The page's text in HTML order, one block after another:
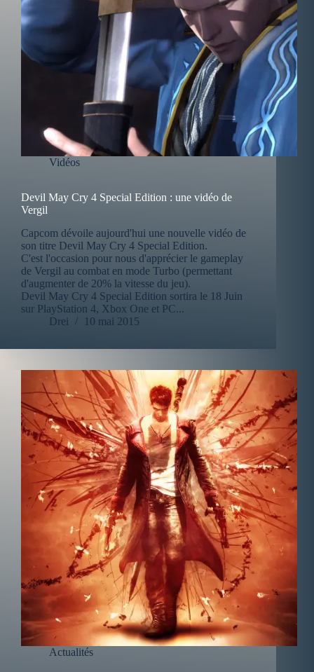
Vidéos
Devil May Cry 4 Special Edition : une vidéo de
Vergil
Capcom dévoile aujourd'hui une nouvelle vidéo de
son titre Devil May Cry 4 Special Edition.
C'est l'occasion pour nous d'apprécier le gameplay
de Vergil au combat en mode Turbo (permettant
d'augmenter de 20% la vitesse du jeu).
Devil May Cry 4 Special Edition sortira le 18 Juin
sur PlayStation 4, Xbox One et PC...
Drei
10 mai 2015
Actualités